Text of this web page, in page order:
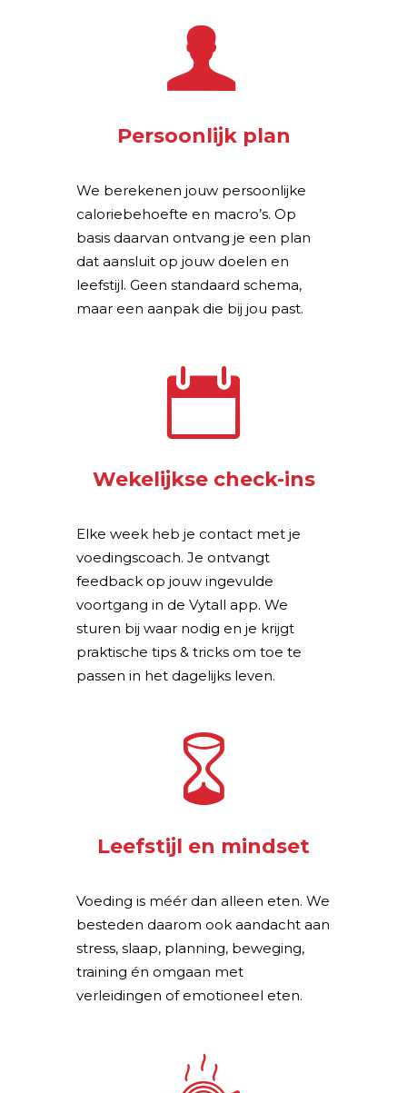
Persoonlijk plan
We berekenen jouw persoonlijke
caloriebehoefte en macro’s. Op
basis daarvan ontvang je een plan
dat aansluit op jouw doelen en
leefstijl. Geen standaard schema,
maar een aanpak die bij jou past.
Wekelijkse check-ins
Elke week heb je contact met je
voedingscoach. Je ontvangt
feedback op jouw ingevulde
voortgang in de Vytall app. We
sturen bij waar nodig en je krijgt
praktische tips & tricks om toe te
passen in het dagelijks leven.
Leefstijl en mindset
Voeding is méér dan alleen eten. We
besteden daarom ook aandacht aan
stress, slaap, planning, beweging,
training én omgaan met
verleidingen of emotioneel eten.